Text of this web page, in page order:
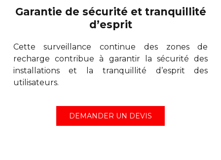
Garantie de sécurité et tranquillité
d’esprit
Cette surveillance continue des zones de
recharge contribue à garantir la sécurité des
installations et la tranquillité d’esprit des
utilisateurs.
DEMANDER UN DEVIS